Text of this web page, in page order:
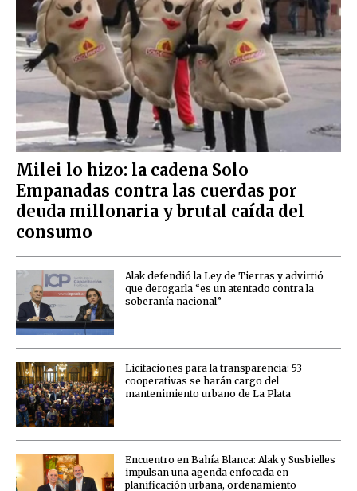
Milei lo hizo: la cadena Solo
Empanadas contra las cuerdas por
deuda millonaria y brutal caída del
consumo
Alak defendió la Ley de Tierras y advirtió
que derogarla “es un atentado contra la
soberanía nacional”
Licitaciones para la transparencia: 53
cooperativas se harán cargo del
mantenimiento urbano de La Plata
Encuentro en Bahía Blanca: Alak y Susbielles
impulsan una agenda enfocada en
planificación urbana, ordenamiento